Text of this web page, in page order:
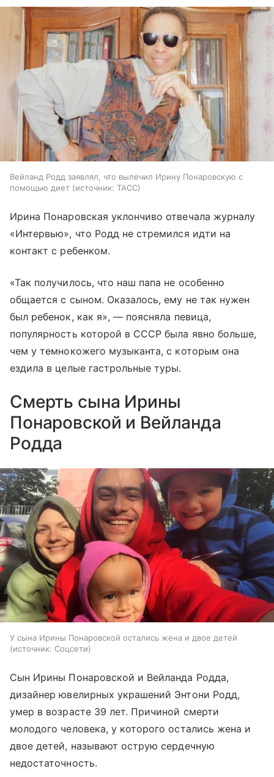
Вейланд Родд заявлял, что вылечил Ирину Понаровскую с
помощью диет
источник: ТАСС
Ирина Понаровская уклончиво отвечала журналу
«Интервью», что Родд не стремился идти на
контакт с ребенком.
«Так получилось, что наш папа не особенно
общается с сыном. Оказалось, ему не так нужен
был ребенок, как я», — поясняла певица,
популярность которой в СССР была явно больше,
чем у темнокожего музыканта, с которым она
ездила в целые гастрольные туры.
Смерть сына Ирины
Понаровской и Вейланда
Родда
У сына Ирины Понаровской остались жена и двое детей
источник: Соцсети
Сын Ирины Понаровской и Вейланда Родда,
дизайнер ювелирных украшений Энтони Родд,
умер в возрасте 39 лет. Причиной смерти
молодого человека, у которого остались жена и
двое детей, называют острую сердечную
недостаточность.